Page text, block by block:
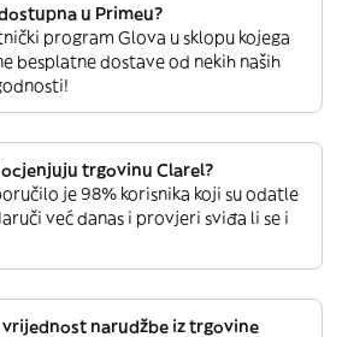
u Primeu?
program Glova u sklopu kojega
besplatne dostave od nekih naših
trgovinu Clarel?
je 98% korisnika koji su odatle
već danas i provjeri sviđa li se i
narudžbe iz trgovine